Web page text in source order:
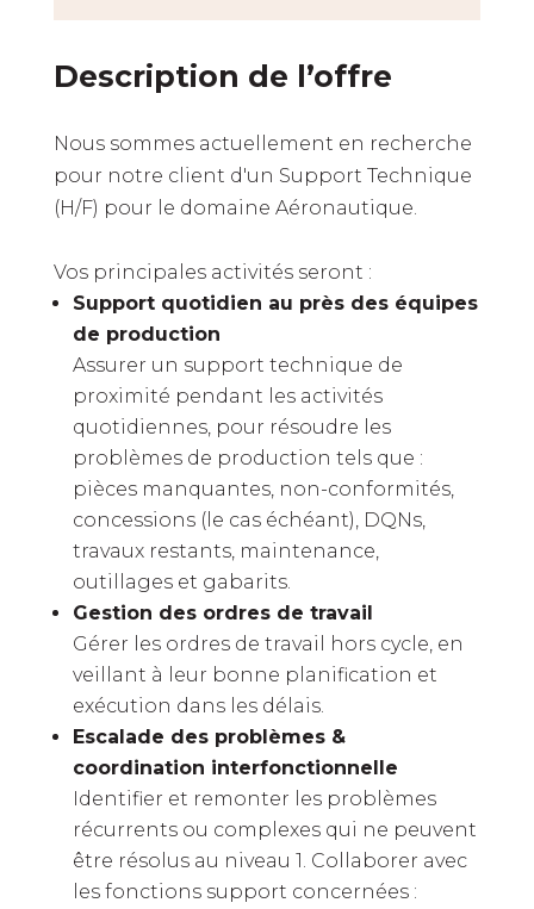
Description de l’offre
Nous sommes actuellement en recherche
pour notre client d'un Support Technique
(H/F) pour le domaine Aéronautique.
Vos principales activités seront :
Support quotidien au près des équipes
de production
Assurer un support technique de
proximité pendant les activités
quotidiennes, pour résoudre les
problèmes de production tels que :
pièces manquantes, non-conformités,
concessions (le cas échéant), DQNs,
travaux restants, maintenance,
outillages et gabarits.
Gestion des ordres de travail
Gérer les ordres de travail hors cycle, en
veillant à leur bonne planification et
exécution dans les délais.
Escalade des problèmes &
coordination interfonctionnelle
Identifier et remonter les problèmes
récurrents ou complexes qui ne peuvent
être résolus au niveau 1. Collaborer avec
les fonctions support concernées :